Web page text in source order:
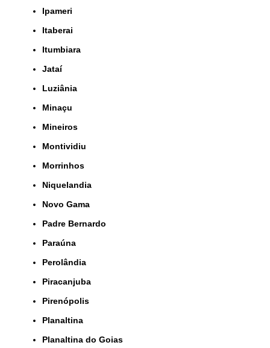
Ipameri
Itaberai
Itumbiara
Jataí
Luziânia
Minaçu
Mineiros
Montividiu
Morrinhos
Niquelandia
Novo Gama
Padre Bernardo
Paraúna
Perolândia
Piracanjuba
Pirenópolis
Planaltina
Planaltina do Goias